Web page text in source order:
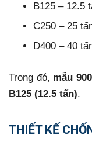
B125 – 12.5
C250 – 25
D400 – 40
Trong đó, mẫu
B125 (12.5 tấn).
THIẾT KẾ